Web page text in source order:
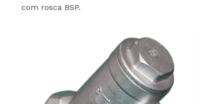
com rosca BSP.